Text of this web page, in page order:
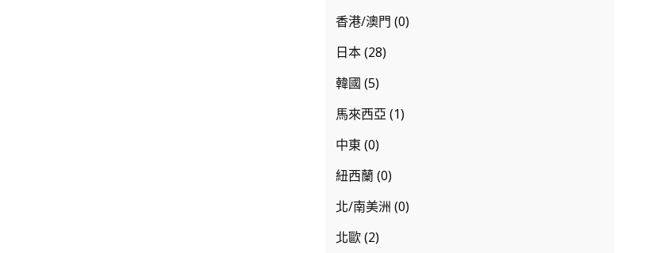
香港/澳門 (0)
日本(28)
韓國 (5)
馬來西亞 (1)
中東 (0)
紐西蘭(0)
北/南美洲 (0)
北歐(2)